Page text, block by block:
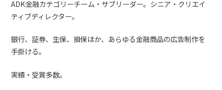
ADK金融カテゴリーチーム・サブリーダー。シニア・クリエイ
ティブディレクター。
銀行、証券、生保、損保ほか、あらゆる金融商品の広告制作を
手掛ける。
実績・受賞多数。